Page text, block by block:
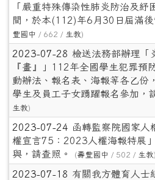
「嚴重特殊傳染性肺炎防治及紓
間，於本(112)年6月30日屆滿後
豐國中 / 662 / 生教)
2023-07-28 檢送法務部辦理「
『畫』」112年全國學生犯罪預
動辦法、報名表、海報等各乙份
學生及員工子女踴躍報名參加，
生教)
2023-07-24 函轉監察院國家人
權宣言75：2023人權海報特展
與，請查照。
(壽豐國中 / 502 / 生教)
2023-07-18 有關我方體育人士